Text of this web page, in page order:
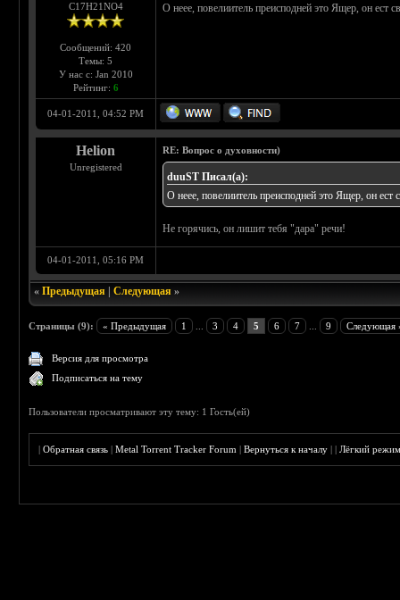
С17H21NO4
Сообщений: 420
Темы: 5
У нас с: Jan 2010
Рейтинг: 6
О неее, повелиитель преисподней это Ящер, он ест
04-01-2011, 04:52 PM
Helion
Unregistered
RE: Вопрос о духовности)
duuST Писал(а):
О неее, повелиитель преисподней это Ящер, он ест
Не горячись, он лишит тебя "дара" речи!
04-01-2011, 05:16 PM
«Предыдущая |Следующая »
Страницы (9): « Предыдущая 1 3 4 5 6 7 9 Следующая
Версия для просмотра
Подписаться на тему
Пользователи просматривают эту тему: 1 Гость(ей)
|Обратная связь |Metal Torrent Tracker Forum |Вернуться к началу ||Лёгкий